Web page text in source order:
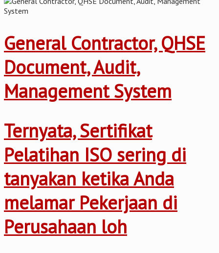
General Contractor, QHSE
Document, Audit,
Management System
Ternyata, Sertifikat
Pelatihan ISO sering di
tanyakan ketika Anda
melamar Pekerjaan di
Perusahaan loh